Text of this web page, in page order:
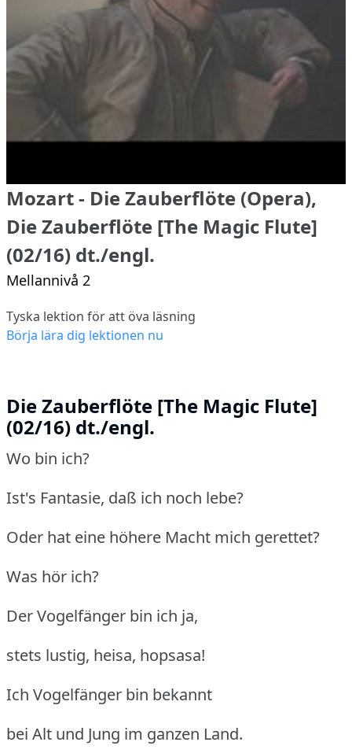
Mozart - Die Zauberflöte (Opera),
Die Zauberflöte [The Magic Flute]
(02/16) dt./engl.
Mellannivå 2
Tyska lektion för att öva läsning
Börja lära dig lektionen nu
Die Zauberflöte [The Magic Flute]
(02/16) dt./engl.
Wo bin ich?
Ist's Fantasie, daß ich noch lebe?
Oder hat eine höhere Macht mich gerettet?
Was hör ich?
Der Vogelfänger bin ich ja,
stets lustig, heisa, hopsasa!
Ich Vogelfänger bin bekannt
bei Alt und Jung im ganzen Land.